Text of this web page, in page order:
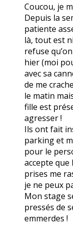
Coucou, je
Depuis la
patiente
là, tout est
refuse
hier (moi
avec sa
de me
le matin
fille est
agresser !
Ils ont fait
parking et
pour le
accepte que
prises me
je ne peux
Mon stage
pressés de
emmerdes !